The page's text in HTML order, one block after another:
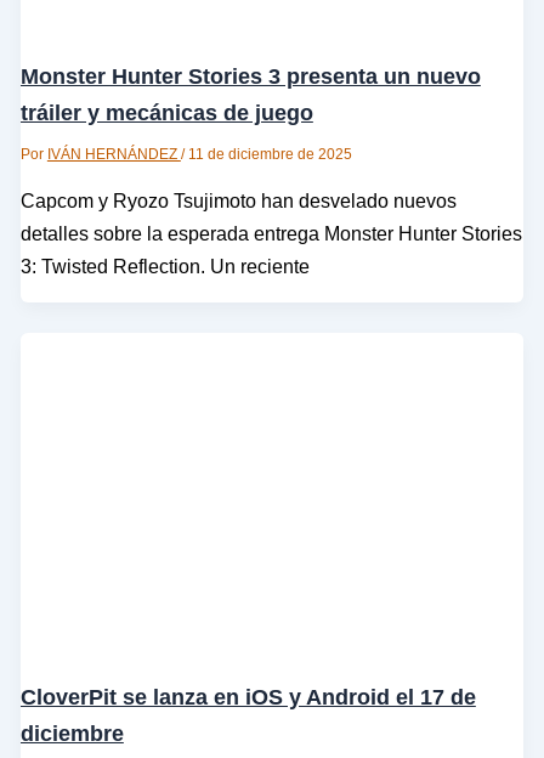
Monster Hunter Stories 3 presenta un nuevo
tráiler y mecánicas de juego
Por IVÁN HERNÁNDEZ / 11 de diciembre de 2025
Capcom y Ryozo Tsujimoto han desvelado nuevos
detalles sobre la esperada entrega Monster Hunter Stories
3: Twisted Reflection. Un reciente
CloverPit se lanza en iOS y Android el 17 de
diciembre